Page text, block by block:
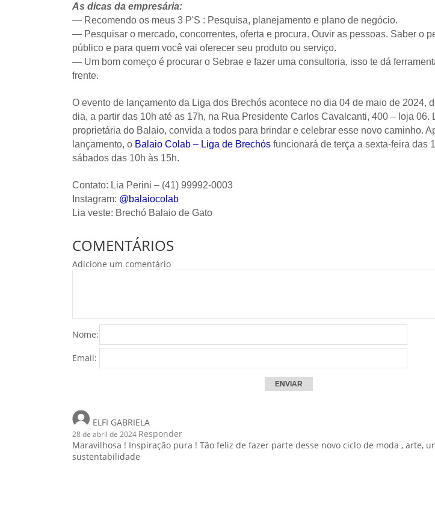
As dicas da empresária:
— Recomendo os meus 3 P'S : Pesquisa, planejamento e plano de negócio.
— Pesquisar o mercado, concorrentes, oferta e procura. Ouvir as pessoas. Saber o
público e para quem você vai oferecer seu produto ou serviço.
— Um bom começo é procurar o Sebrae e fazer uma consultoria, isso te dá
frente.
O evento de lançamento da Liga dos Brechós acontece no dia 04 de maio de 2024,
dia, a partir das 10h até as 17h, na Rua Presidente Carlos Cavalcanti, 400 – loja 06.
proprietária do Balaio, convida a todos para brindar e celebrar esse novo caminho.
lançamento, o Balaio Colab – Liga de Brechós funcionará de terça a sexta-feira das
sábados das 10h às 15h.
Contato: Lia Perini – (41) 99992-0003
Instagram: @balaiocolab
Lia veste: Brechó Balaio de Gato
COMENTÁRIOS
Adicione um comentário
Nome:
Email:
ELFI GABRIELA
28 de abril de 2024 Responder
Maravilhosa ! Inspiração pura ! Tão feliz de fazer parte desse novo ciclo de moda , arte,
sustentabilidade